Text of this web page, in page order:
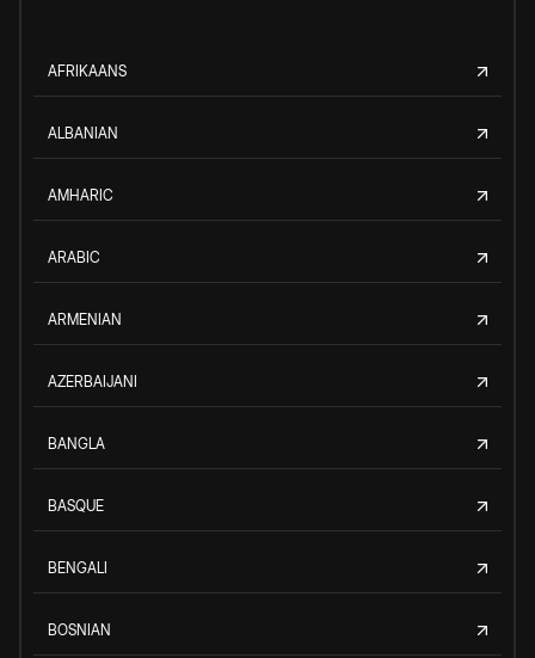
AFRIKAANS
ALBANIAN
AMHARIC
ARABIC
ARMENIAN
AZERBAIJANI
BANGLA
BASQUE
BENGALI
BOSNIAN